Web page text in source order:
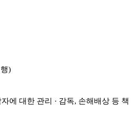
)
에 대한 관리 · 감독, 손해배상 등 책